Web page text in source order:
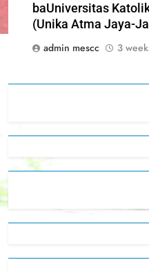
baUniversitas
(Unika Atma Jaya-
admin mescc
3